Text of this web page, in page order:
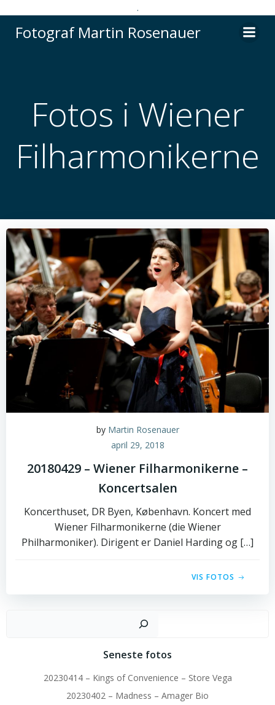
.
til
Fotograf Martin Rosenauer
Fotos i Wiener
Filharmonikerne
by Martin Rosenauer
april 29, 2018
20180429 – Wiener Filharmonikerne –
Koncertsalen
Koncerthuset, DR Byen, København. Koncert med
Wiener Filharmonikerne (die Wiener
Philharmoniker). Dirigent er Daniel Harding og […]
VIS FOTOS
Seneste fotos
20230414 – Kings of Convenience – Store Vega
20230402 – Madness – Amager Bio